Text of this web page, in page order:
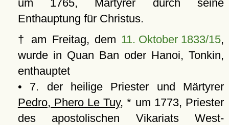
um 1765, Märtyrer durch seine
Enthauptung für Christus.
† am Freitag, dem 11. Oktober 1833/15,
wurde in Quan Ban oder Hanoi, Tonkin,
enthauptet
• 7. der heilige Priester und Märtyrer
Pedro, Phero Le Tuy, * um 1773, Priester
des apostolischen Vikariats West-